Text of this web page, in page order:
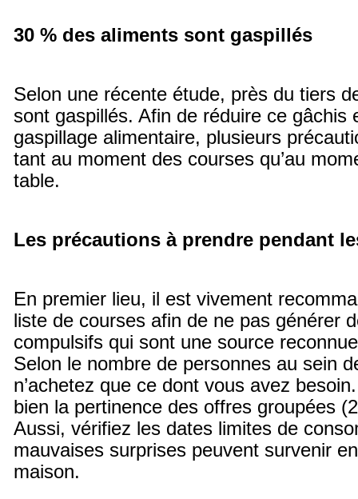
30 % des aliments sont gaspillés
Selon une récente étude, près du tiers
sont gaspillés. Afin de réduire ce gâchis
gaspillage alimentaire, plusieurs
tant au moment des courses qu’au
table.
Les précautions à prendre pendant
En premier lieu, il est vivement
liste de courses afin de ne pas générer
compulsifs qui sont une source
Selon le nombre de personnes au sein
n’achetez que ce dont vous avez
bien la pertinence des offres groupées
Aussi, vérifiez les dates limites de
mauvaises surprises peuvent survenir
maison.